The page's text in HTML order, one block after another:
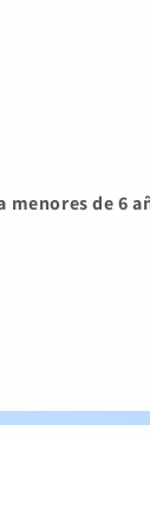
menores de 6